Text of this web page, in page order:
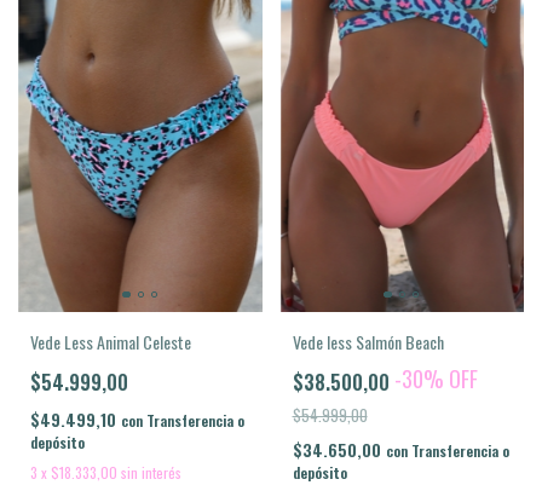
Vede Less Animal Celeste
$54.999,00
$49.499,10 con Transferencia o
depósito
3 x $18.333,00 sin interés
Vede less Salmón Beach
$38.500,00 -30% OFF
$54.999,00
$34.650,00 con Transferencia o
depósito